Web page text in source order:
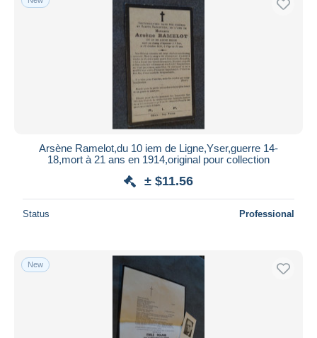
Arsène Ramelot,du 10 iem de Ligne,Yser,guerre 14-
18,mort à 21 ans en 1914,original pour collection
± $11.56
Status Professional
New